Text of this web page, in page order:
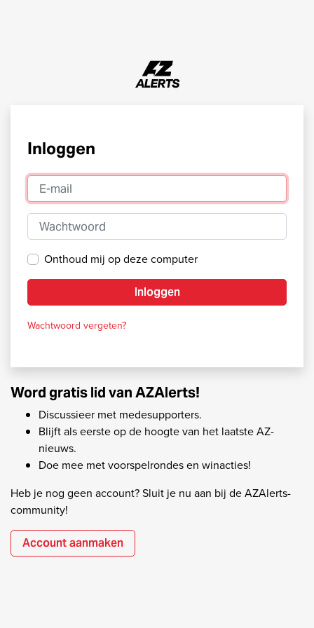
Inloggen
E-mail
Wachtwoord
Onthoud mij op deze computer
Inloggen
Wachtwoord vergeten?
Word gratis lid van AZAlerts!
Discussieer met medesupporters.
Blijft als eerste op de hoogte van het laatste AZ-
nieuws.
Doe mee met voorspelrondes en winacties!
Heb je nog geen account? Sluit je nu aan bij de AZAlerts-
community!
Account aanmaken